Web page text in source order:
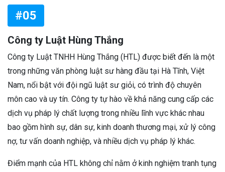
#05
Công ty Luật Hùng Thắng
Công ty Luật TNHH Hùng Thắng (HTL) được biết đến là một
trong những văn phòng luật sư hàng đầu tại Hà Tĩnh, Việt
Nam, nổi bật với đội ngũ luật sư giỏi, có trình độ chuyên
môn cao và uy tín. Công ty tự hào về khả năng cung cấp các
dịch vụ pháp lý chất lượng trong nhiều lĩnh vực khác nhau
bao gồm hình sự, dân sự, kinh doanh thương mại, xử lý công
nợ, tư vấn doanh nghiệp, và nhiều dịch vụ pháp lý khác.
Điểm mạnh của HTL không chỉ nằm ở kinh nghiệm tranh tụng